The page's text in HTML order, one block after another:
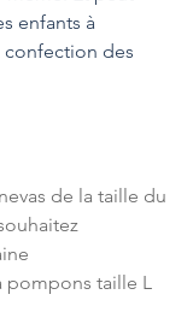
enfants à
des
de la taille du
pompons taille L